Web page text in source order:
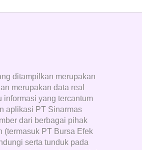
ditampilkan merupakan
merupakan data real
informasi yang tercantum
aplikasi PT Sinarmas
dari berbagai pihak
(termasuk PT Bursa Efek
serta tunduk pada